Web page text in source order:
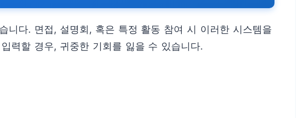
니다. 면접, 설명회, 혹은 특정 활동 참여 시 이러한 시스템을
력할 경우, 귀중한 기회를 잃을 수 있습니다.